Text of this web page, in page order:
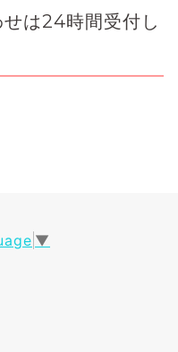
は24時間受付し
▼